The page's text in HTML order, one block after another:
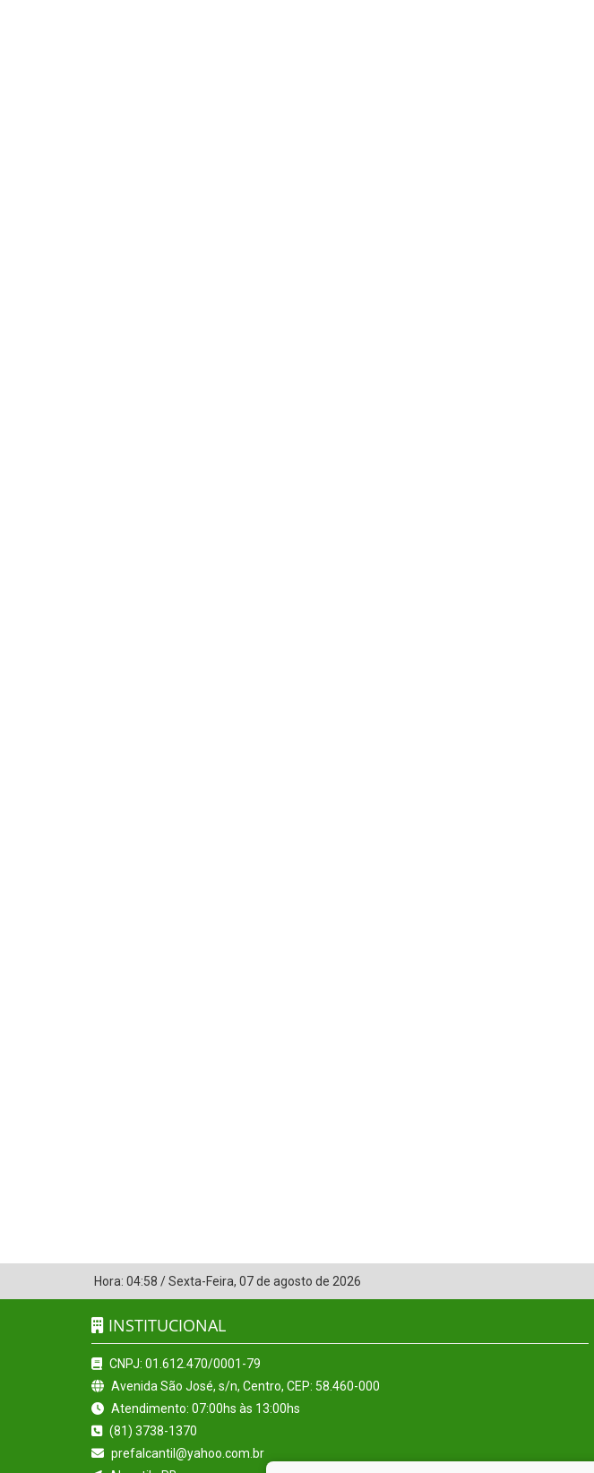
Hora: 04:58 /Sexta-Feira, 07 de agosto de 2026
INSTITUCIONAL
CNPJ: 01.612.470/0001-79
Avenida São José, s/n, Centro, CEP: 58.460-000
Atendimento: 07:00hs às 13:00hs
(81) 3738-1370
prefalcantil@yahoo.com.br